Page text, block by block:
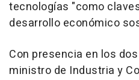
tecnologías "como
desarrollo económico
Con presencia en los
ministro de Industria y